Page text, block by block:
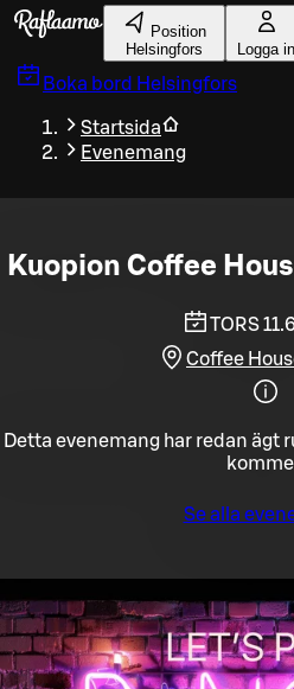
Gå till huvudinnehållet
Position
Helsingfors
Logga in
Boka bord Helsingfors
Startsida
Evenemang
Kuopion Coffee
TORS
Coffee
Detta evenemang har redan ägt
Se alla